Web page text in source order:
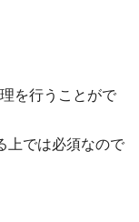
を行うことがで
上では必須なので